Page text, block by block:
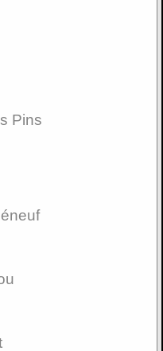
Pins